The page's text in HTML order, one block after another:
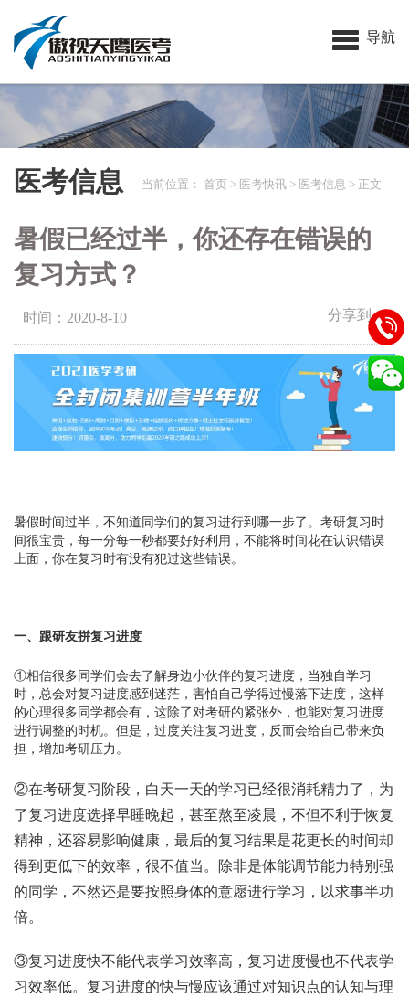
导航
医考信息 当前位置： 首页 > 医考快讯 > 医考信息 > 正文
暑假已经过半，你还存在错误的
复习方式？
时间：2020-8-10 分享到：
暑假时间过半，不知道同学们的复习进行到哪一步了。考研复习时
间很宝贵，每一分每一秒都要好好利用，不能将时间花在认识错误
上面，你在复习时有没有犯过这些错误。
一、跟研友拼复习进度
①相信很多同学们会去了解身边小伙伴的复习进度，当独自学习
时，总会对复习进度感到迷茫，害怕自己学得过慢落下进度，这样
的心理很多同学都会有，这除了对考研的紧张外，也能对复习进度
进行调整的时机。但是，过度关注复习进度，反而会给自己带来负
担，增加考研压力。
②在考研复习阶段，白天一天的学习已经很消耗精力了，为
了复习进度选择早睡晚起，甚至熬至凌晨，不但不利于恢复
精神，还容易影响健康，最后的复习结果是花更长的时间却
得到更低下的效率，很不值当。除非是体能调节能力特别强
的同学，不然还是要按照身体的意愿进行学习，以求事半功
倍。
③复习进度快不能代表学习效率高，复习进度慢也不代表学
习效率低。复习进度的快与慢应该通过对知识点的认知与理